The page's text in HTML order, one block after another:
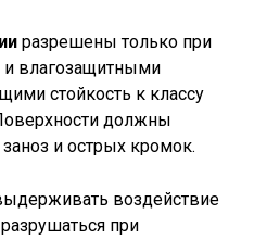
разрешены только при
и влагозащитными
стойкость к классу
должны
и острых кромок.
воздействие
при